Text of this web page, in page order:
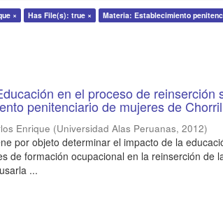
× Has File(s): true × Materia: Establecimiento
en el proceso de reinserción
penitenciario de mujeres de
Enrique (Universidad Alas Peruanas,2012)
por objeto determinar el impacto de la
de formación ocupacional en la reinserción de
...